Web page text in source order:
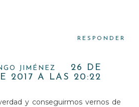
RESPONDER
JIMÉNEZ
26 DE
2017 A LAS 20:22
y conseguirmos vernos de